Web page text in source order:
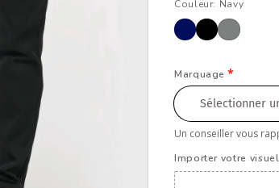
Couleur: Navy
Marquage
Un conseiller vous
Importer votre visuel